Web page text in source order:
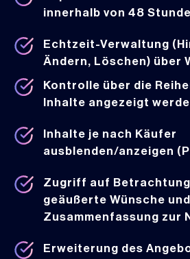
innerhalb von 48
Echtzeit-Verwaltung
Ändern, Löschen) über
Kontrolle über die
Inhalte angezeigt
Inhalte je nach Käufer
ausblenden/anzeigen
Zugriff auf
geäußerte Wünsche
Zusammenfassung zur
Erweiterung des